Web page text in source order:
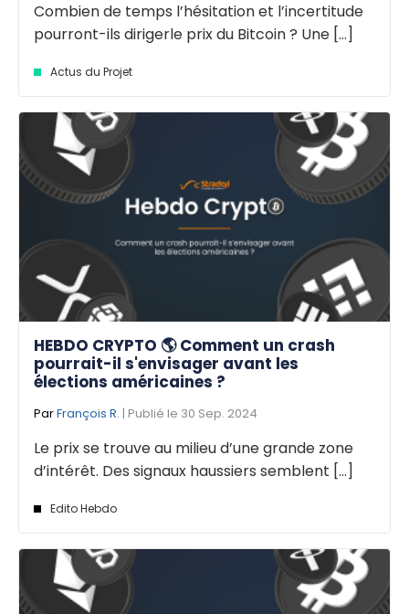
Combien de temps l’hésitation et l’incertitude
pourront-ils dirigerle prix du Bitcoin ? Une [...]
Actus du Projet
HEBDO CRYPTO 🌎 Comment un crash
pourrait-il s'envisager avant les
élections américaines ?
ParFrançois R. | Publié le 30 Sep. 2024
Le prix se trouve au milieu d’une grande zone
d’intérêt. Des signaux haussiers semblent [...]
Edito Hebdo